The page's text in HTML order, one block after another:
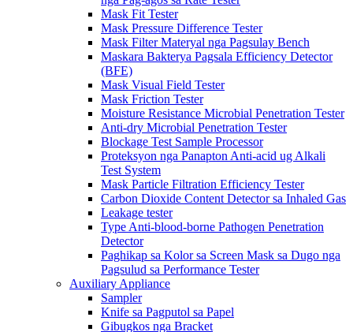
Mask Fit Tester
Mask Pressure Difference Tester
Mask Filter Materyal nga Pagsulay Bench
Maskara Bakterya Pagsala Efficiency Detector
(BFE)
Mask Visual Field Tester
Mask Friction Tester
Moisture Resistance Microbial Penetration Tester
Anti-dry Microbial Penetration Tester
Blockage Test Sample Processor
Proteksyon nga Panapton Anti-acid ug Alkali
Test System
Mask Particle Filtration Efficiency Tester
Carbon Dioxide Content Detector sa Inhaled Gas
Leakage tester
Type Anti-blood-borne Pathogen Penetration
Detector
Paghikap sa Kolor sa Screen Mask sa Dugo nga
Pagsulud sa Performance Tester
Auxiliary Appliance
Sampler
Knife sa Pagputol sa Papel
Gibugkos nga Bracket